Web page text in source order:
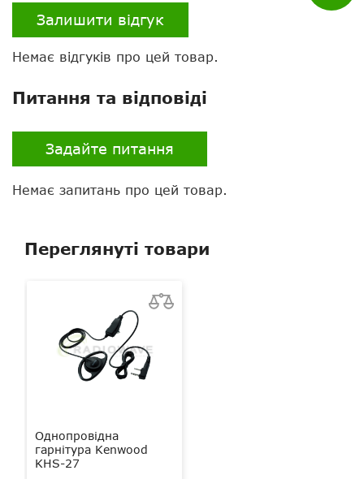
Залишити відгук
Немає відгуків про цей товар.
Питання та відповіді
Задайте питання
Немає запитань про цей товар.
Переглянуті товари
Однопровідна
гарнітура Kenwood
KHS-27